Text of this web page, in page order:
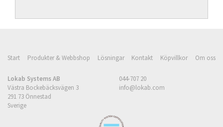
Start Produkter & Webbshop Lösningar Kontakt Köpvillkor Om oss
Lokab Systems AB
Västra Bockebäcksvägen 3
291 73 Önnestad
Sverige
044-707 20
info@lokab.com